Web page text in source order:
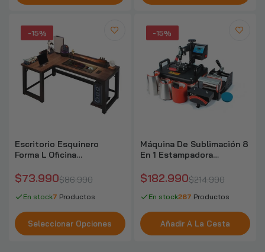
-15%
Escritorio Esquinero
Forma L Oficina
$73.990$86.990
En stock7 Productos
Seleccionar Opciones
-15%
Máquina De Sublimación 8
En 1 Estampadora
$182.990$214.990
En stock267 Productos
Añadir A La Cesta